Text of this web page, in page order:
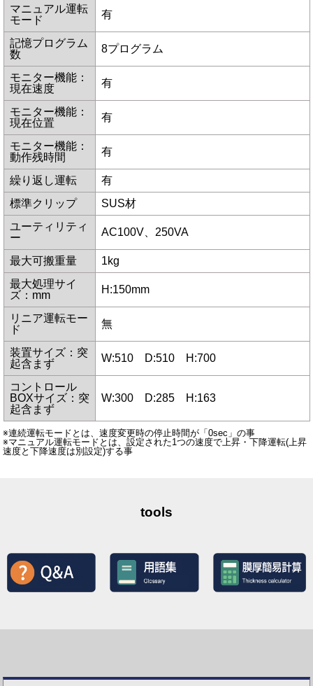
マニュアル運転
モード
有
記憶プログラム
数
8プログラム
モニター機能：
現在速度
有
モニター機能：
現在位置
有
モニター機能：
動作残時間
有
繰り返し運転
有
標準クリップ
SUS材
ユーティリティ
ー
AC100V、250VA
最大可搬重量
1kg
最大処理サイ
ズ：mm
H:150mm
リニア運転モー
ド
無
装置サイズ：突
起含まず
W:510 D:510 H:700
コントロール
BOXサイズ：突
起含まず
W:300 D:285 H:163
※連続運転モードとは、速度変更時の停止時間が「0sec」の事
※マニュアル運転モードとは、設定された1つの速度で上昇・下降運転(上昇
速度と下降速度は別設定)する事
tools